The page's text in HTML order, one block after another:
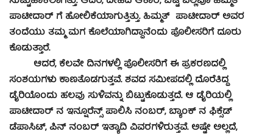
ಪಾಟೀದಾರ್ ಗೆ ಹೋಲಿಕೆಯಾಗುತ್ತಿತ್ತು. ಹಿಮ್ಮತ್ ಪಾಟೀದಾರ್ ಅವರ
ತಂದೆಯು ತಮ್ಮ ಮಗ ಕೊಲೆಯಾಗಿದ್ಧಾನೆಂದು ಪೊಲೀಸರಿಗೆ ದೂರು
ಕೊಡುತ್ತಾರೆ.
ಆದರೆ, ಕೆಲವೇ ದಿನಗಳಲ್ಲಿ ಪೊಲೀಸರಿಗೆ ಈ ಪ್ರಕರಣದಲ್ಲಿ
ಸಂಶಯಗಳು ಕಾಣತೊಡಗುತ್ತವೆ. ಶವದ ಸಮೀಪದಲ್ಲಿ ದೊರೆತಿದ್ದ
ಡೈರಿಯೊಂದು ಹಲವು ಸುಳಿವನ್ನು ಬಿಟ್ಟುಕೊಡುತ್ತದೆ. ಆ ಡೈರಿಯಲ್ಲಿ
ಪಾಟೀದಾರ್ ನ ಇನ್ಷೂರೆನ್ಸ್ ಪಾಲಿಸಿ ನಂಬರ್, ಬ್ಯಾಂಕ್ ನ ಫಿಕ್ಸೆಡ್
ಡೆಪಾಸಿಟ್, ಪಿನ್ ನಂಬರ್ ಇತ್ಯಾದಿ ವಿವರಗಳಿರುತ್ತವೆ. ಅಷ್ಟೇ ಅಲ್ಲದೆ,